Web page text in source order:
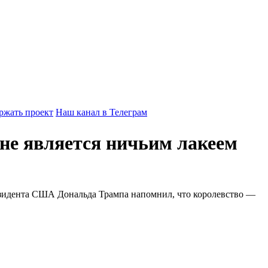
проект Наш канал в Телеграм
является ничьим лакеем
США Дональда Трампа напомнил, что королевство —